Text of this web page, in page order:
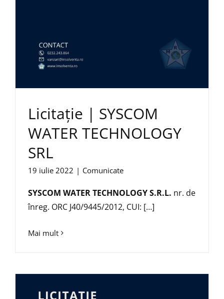
Licitație | SYSCOM
WATER TECHNOLOGY
SRL
19 iulie 2022 | Comunicate
SYSCOM WATER TECHNOLOGY S.R.L. nr. de
înreg. ORC J40/9445/2012, CUI: […]
Mai mult